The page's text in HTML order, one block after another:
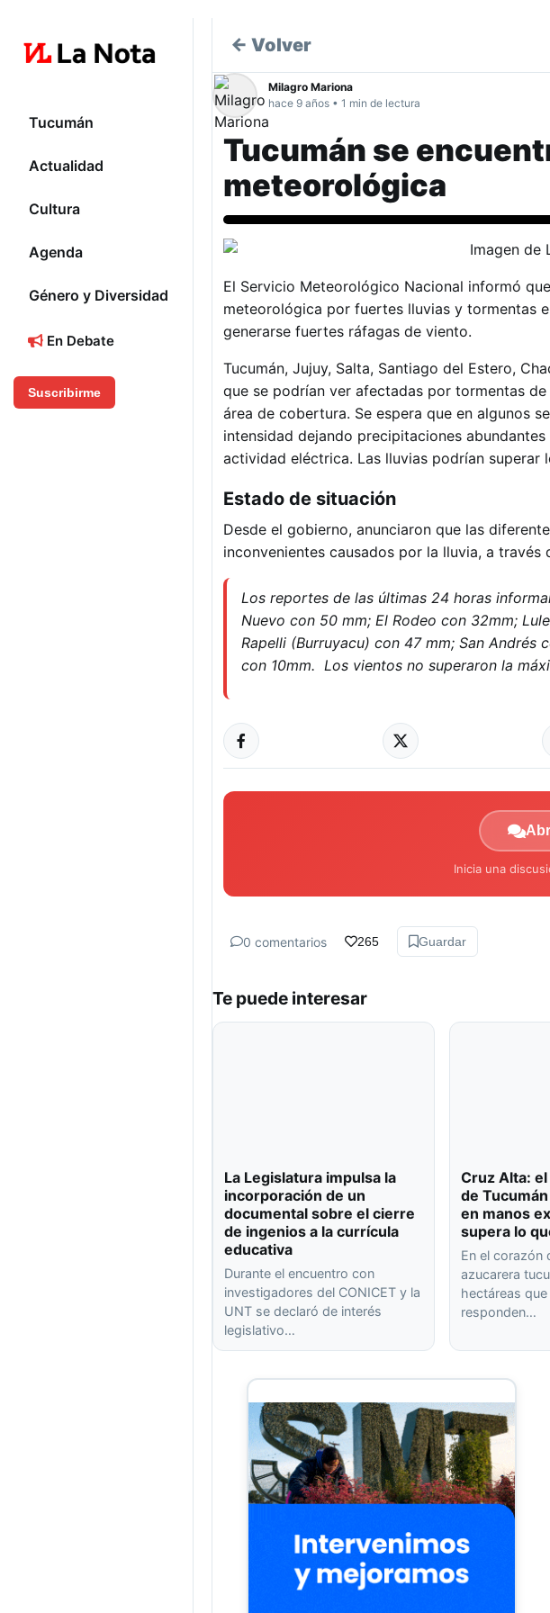
Tucumán
Actualidad
Cultura
Agenda
Género y Diversidad
En Debate
Suscribirme
← Volver
Milagro Mariona
hace 9 años • 1 min de lectura
Tucumán se
meteorológica
El Servicio Meteorológico Nacional informó
meteorológica por fuertes lluvias y tormentas
generarse fuertes ráfagas de viento.
Tucumán, Jujuy, Salta, Santiago del Estero,
que se podrían ver afectadas por tormentas
área de cobertura. Se espera que en algunos
intensidad dejando precipitaciones
actividad eléctrica. Las lluvias podrían superar
Estado de situación
Desde el gobierno, anunciaron que las
inconvenientes causados por la lluvia, a través
Los reportes de las últimas 24 horas
Nuevo con 50 mm; El Rodeo con 32mm;
Rapelli (Burruyacu) con 47 mm; San Andrés
con 10mm. Los vientos no superaron la
Inicia una
0 comentarios 265 Guardar
Te puede interesar
La Legislatura impulsa la
incorporación de un
documental sobre el cierre
de ingenios a la currícula
educativa
Durante el encuentro con
investigadores del CONICET y la
UNT se declaró de interés
legislativo…
Cruz Alta:
de
en manos
supera lo
En el corazón
azucarera
hectáreas que
responden…